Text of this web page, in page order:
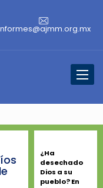
¿Ha
desechado
Dios a su
pueblo? En